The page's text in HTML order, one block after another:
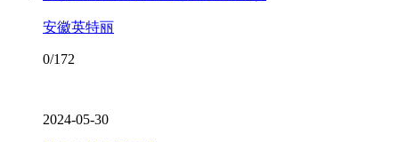
安徽英特丽
0/172
2024-05-30